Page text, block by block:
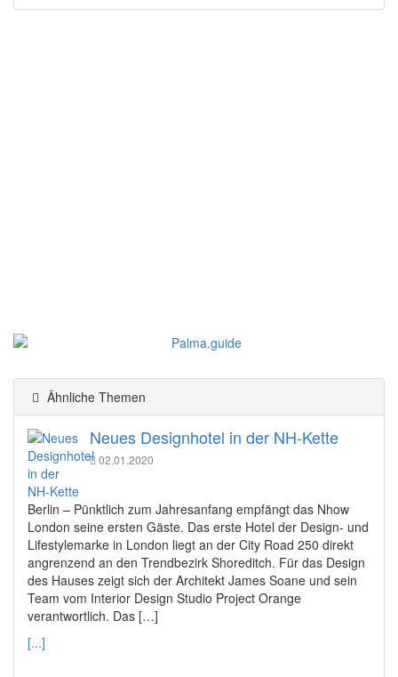
Ähnliche Themen
Neues Designhotel in der NH-Kette
02.01.2020
Berlin – Pünktlich zum Jahresanfang empfängt das Nhow
London seine ersten Gäste. Das erste Hotel der Design- und
Lifestylemarke in London liegt an der City Road 250 direkt
angrenzend an den Trendbezirk Shoreditch. Für das Design
des Hauses zeigt sich der Architekt James Soane und sein
Team vom Interior Design Studio Project Orange
verantwortlich. Das […]
[...]